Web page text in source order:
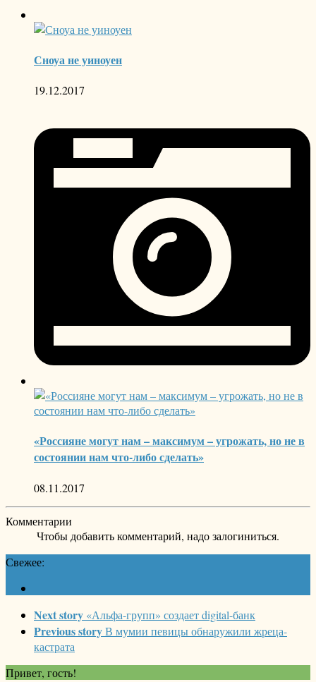
Сноуа не уиноуен
19.12.2017
«Россияне могут нам – максимум – угрожать, но не в
состоянии нам что-либо сделать»
08.11.2017
Комментарии
Чтобы добавить комментарий, надо залогиниться.
Свежее:
Next story «Альфа-групп» создает digital-банк
Previous storyВ мумии певицы обнаружили жреца-
кастрата
Привет, гость!